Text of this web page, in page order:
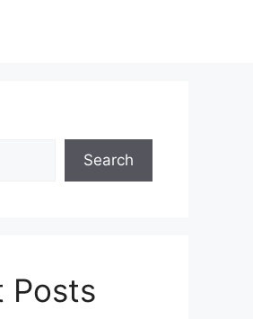
Search
Posts